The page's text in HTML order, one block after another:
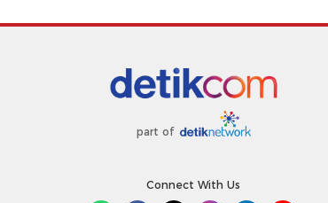
part of
Connect With Us